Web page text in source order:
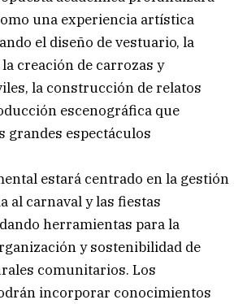
una experiencia artística
el diseño de vestuario, la
creación de carrozas y
la construcción de relatos
escenográfica que
grandes espectáculos
estará centrado en la gestión
al carnaval y las fiestas
herramientas para la
y sostenibilidad de
comunitarios. Los
incorporar conocimientos